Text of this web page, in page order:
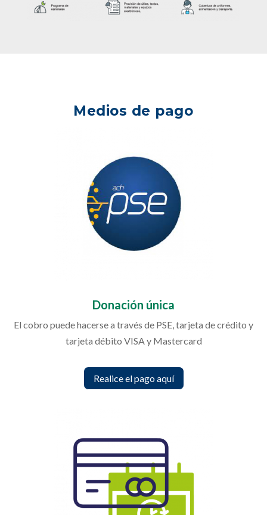
Medios de pago
Donación única
El cobro puede hacerse a través de PSE, tarjeta de crédito y
tarjeta débito VISA y Mastercard
Realice el pago aquí